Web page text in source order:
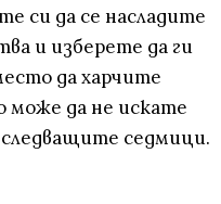
си да се насладите
и изберете да ги
да харчите
може да не искате
следващите седмици.